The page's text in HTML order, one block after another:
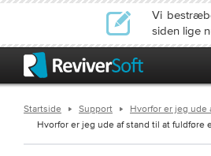
Vi
siden lige
Startside Support
Hvorfor er jeg ude
Hvorfor er jeg ude af stand til at fuldføre